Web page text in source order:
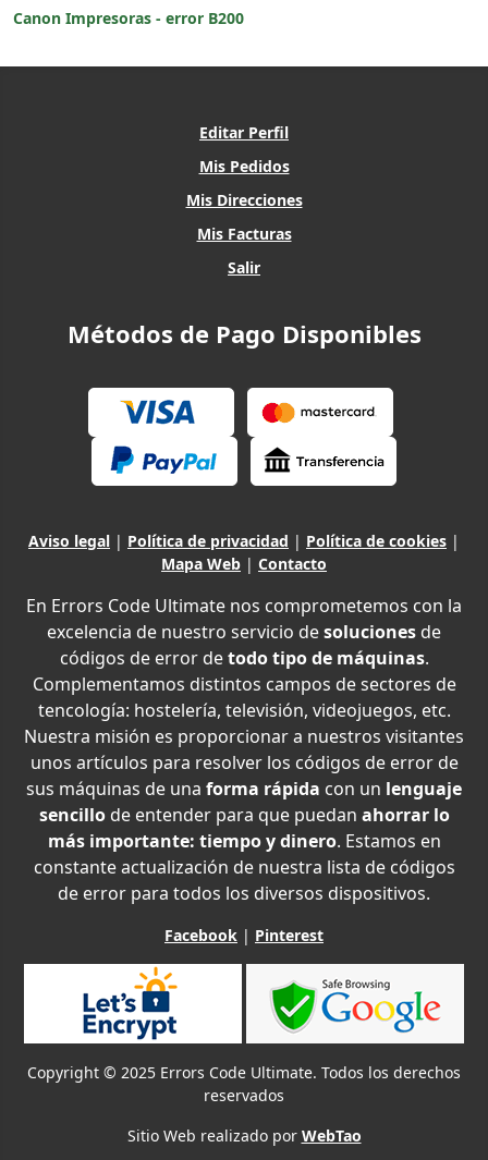
Canon Impresoras - error B200
Editar Perfil
Mis Pedidos
Mis Direcciones
Mis Facturas
Salir
Métodos de Pago Disponibles
Aviso legal | Política de privacidad | Política de cookies |
Mapa Web | Contacto
En Errors Code Ultimate nos comprometemos con la
excelencia de nuestro servicio desoluciones de
códigos de error detodo tipo de máquinas.
Complementamos distintos campos de sectores de
tencología: hostelería, televisión, videojuegos, etc.
Nuestra misión es proporcionar a nuestros visitantes
unos artículos para resolver los códigos de error de
sus máquinas de una forma rápida con un lenguaje
sencillode entender para que puedan ahorrar lo
más importante: tiempo y dinero. Estamos en
constante actualización de nuestra lista de códigos
de error para todos los diversos dispositivos.
Facebook | Pinterest
Copyright © 2025 Errors Code Ultimate. Todos los derechos
reservados
Sitio Web realizado por WebTao